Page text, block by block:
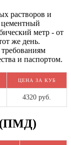
растворов и
метр - от
же день.
и паспортом.
ЦЕНА ЗА КУБ
4320 руб.
(ПМД)